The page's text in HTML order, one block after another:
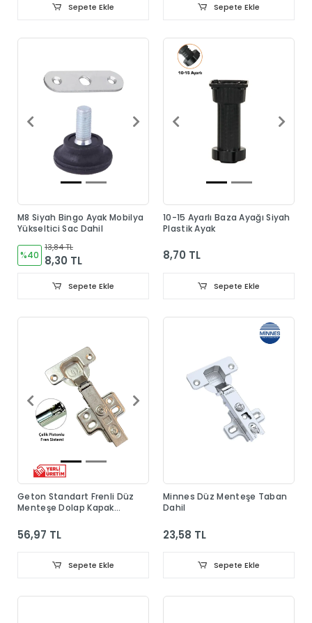
Sepete Ekle Sepete Ekle
M8 Siyah Bingo Ayak Mobilya
Yükseltici Sac Dahil
%40
13,84 TL
8,30 TL
Sepete Ekle
10-15 Ayarlı Baza Ayağı Siyah
Plastik Ayak
8,70 TL
Sepete Ekle
Geton Standart Frenli Düz
Menteşe Dolap Kapak
56,97 TL
Sepete Ekle
Minnes Düz Menteşe Taban
Dahil
23,58 TL
Sepete Ekle